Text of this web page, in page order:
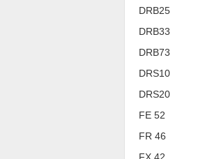
DRB25
DRB33
DRB73
DRS10
DRS20
FE 52
FR 46
FX 42